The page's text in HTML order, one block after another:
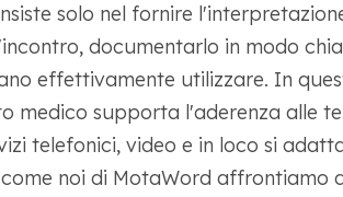
solo nel fornire
documentarlo in modo
effettivamente utilizzare. In
medico supporta l'aderenza alle
telefonici, video e in loco si
noi di MotaWord affrontiamo